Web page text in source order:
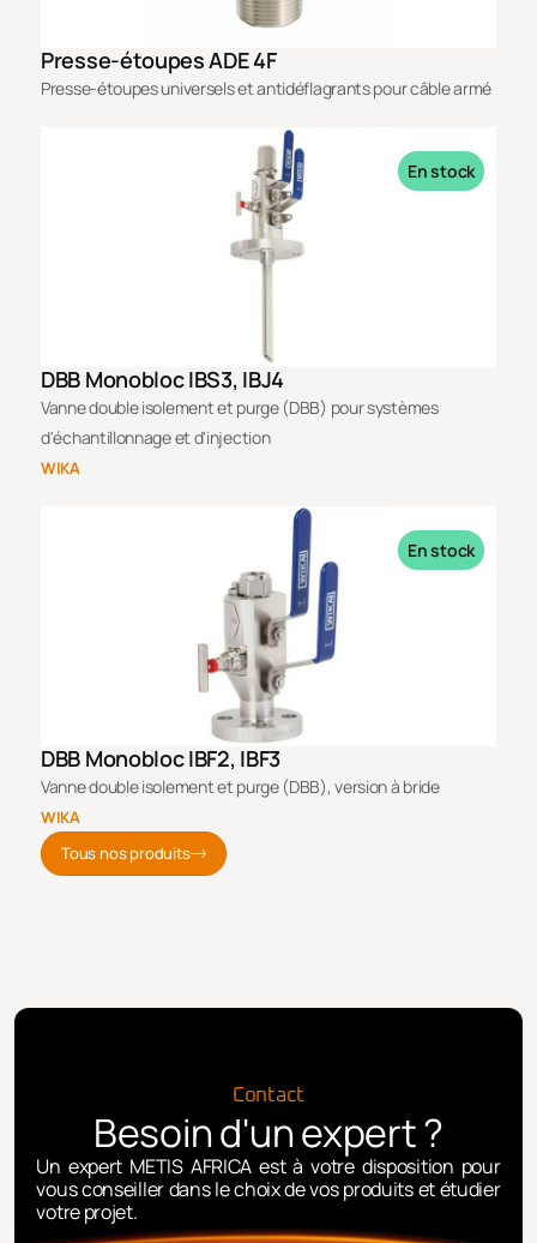
Presse-étoupes ADE 4F
Presse-étoupes universels et antidéflagrants pour câble armé
En stock
DBB Monobloc IBS3, IBJ4
Vanne double isolement et purge (DBB) pour systèmes
d'échantillonnage et d'injection
WIKA
En stock
DBB Monobloc IBF2, IBF3
Vanne double isolement et purge (DBB), version à bride
WIKA
Tous nos produits
Contact
Besoin d'un expert ?
Un expert METIS AFRICA est à votre disposition pour
vous conseiller dans le choix de vos produits et étudier
votre projet.